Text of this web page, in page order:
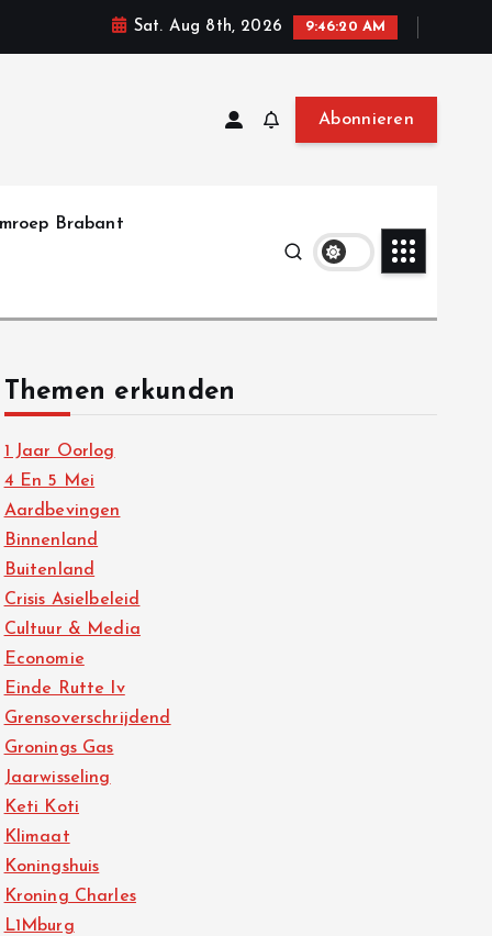
Sat. Aug 8th, 2026 9:46:21 AM
Abonnieren
Brabant
Themen erkunden
1 Jaar Oorlog
4 En 5 Mei
Aardbevingen
Binnenland
Buitenland
Crisis Asielbeleid
Cultuur & Media
Economie
Einde Rutte Iv
Grensoverschrijdend
Gronings Gas
Jaarwisseling
Keti Koti
Klimaat
Koningshuis
Kroning Charles
L1Mburg